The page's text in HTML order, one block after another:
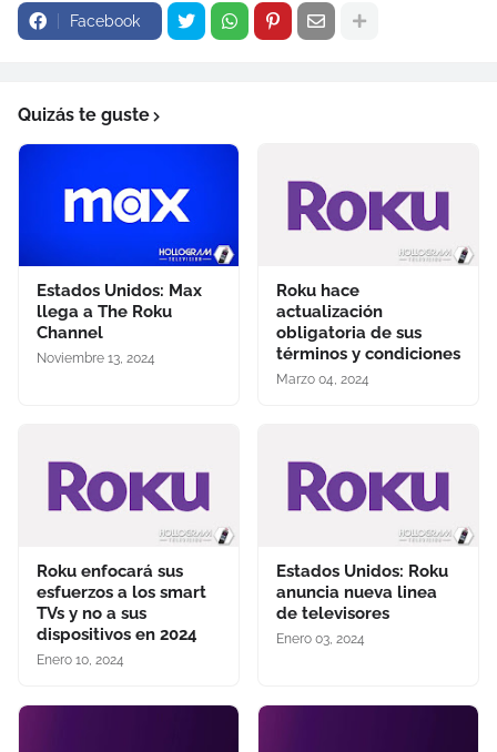
Facebook
Quizás te guste
Estados Unidos: Max
llega a The Roku
Channel
Noviembre 13, 2024
Roku hace
actualización
obligatoria de sus
términos y condiciones
Marzo 04, 2024
Roku enfocará sus
esfuerzos a los smart
TVs y no a sus
dispositivos en 2024
Enero 10, 2024
Estados Unidos: Roku
anuncia nueva linea
de televisores
Enero 03, 2024